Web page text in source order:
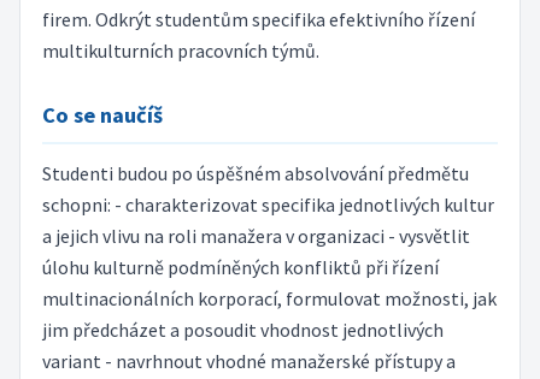
firem. Odkrýt studentům specifika efektivního řízení
multikulturních pracovních týmů.
Co se naučíš
Studenti budou po úspěšném absolvování předmětu
schopni: - charakterizovat specifika jednotlivých kultur
a jejich vlivu na roli manažera v organizaci - vysvětlit
úlohu kulturně podmíněných konfliktů při řízení
multinacionálních korporací, formulovat možnosti, jak
jim předcházet a posoudit vhodnost jednotlivých
variant - navrhnout vhodné manažerské přístupy a